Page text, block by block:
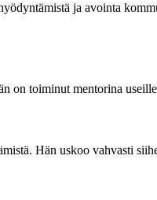
ja avointa
on toiminut mentorina
Hän uskoo vahvasti